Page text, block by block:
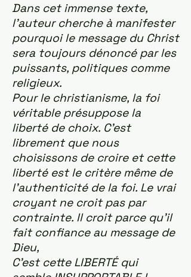
Dans cet immense texte,
l'auteur cherche à manifester
pourquoi le message du Christ
sera toujours dénoncé par les
puissants, politiques comme
religieux.
Pour le christianisme, la foi
véritable présuppose la
liberté de choix. C’est
librement que nous
choisissons de croire et cette
liberté est le critère même de
l’authenticité de la foi. Le vrai
croyant ne croit pas par
contrainte. Il croit parce qu’il
fait confiance au message de
Dieu,
C'est cette LIBERTÉ qui